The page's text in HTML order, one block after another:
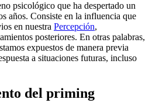
psicológico que ha despertado un
años. Consiste en la influencia que
en nuestra Percepción,
posteriores. En otras palabras,
expuestos de manera previa
a situaciones futuras, incluso
del priming